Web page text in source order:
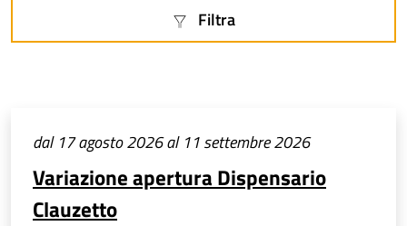
Filtra
dal 17 agosto 2026 al 11 settembre 2026
Variazione apertura Dispensario
Clauzetto